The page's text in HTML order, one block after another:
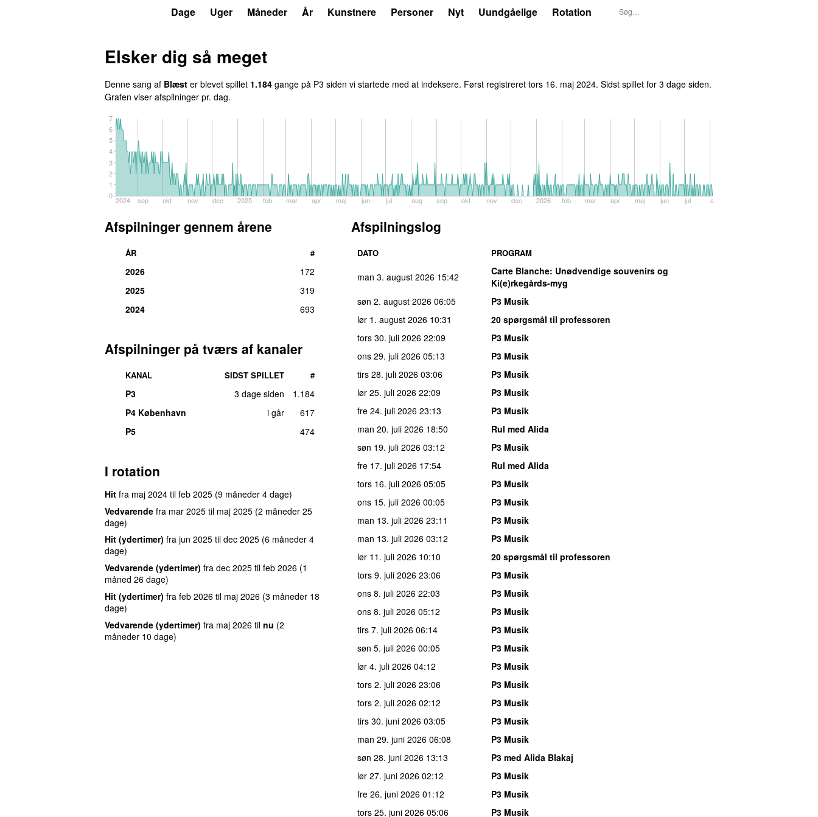
Dage Uger Måneder År Kunstnere Personer Nyt Uundgåelige Rotation
Elsker dig så meget
Denne sang af Blæst er blevet spillet 1.184 gange på P3 siden vi startede med at indeksere. Først registreret tors 16. maj 2024. Sidst spillet for 3 dage siden.
Grafen viser afspilninger pr. dag.
2024 sep okt nov dec 2025 feb mar apr maj jun jul aug sep okt nov dec 2026 feb mar apr maj jun jul aug
0
1
2
3
4
5
6
7
Afspilninger gennem årene
ÅR #
2026
172
2025
319
2024
693
Afspilninger på tværs af kanaler
KANAL SIDST SPILLET #
P3 3 dage siden
1.184
P4 København
i går
617
P5
474
I rotation
Hit fra maj 2024 til feb 2025 (9 måneder 4 dage)
Vedvarende fra mar 2025 til maj 2025 (2 måneder 25
dage)
Hit (ydertimer) fra jun 2025 til dec 2025 (6 måneder 4
dage)
Vedvarende (ydertimer) fra dec 2025 til feb 2026 (1
måned 26 dage)
Hit (ydertimer) fra feb 2026 til maj 2026 (3 måneder 18
dage)
Vedvarende (ydertimer) fra maj 2026 til nu (2
måneder 10 dage)
Afspilningslog
DATO PROGRAM
man 3. august 2026 15:42 Carte Blanche: Unødvendige souvenirs og
Ki(e)rkegårds-myg
søn 2. august 2026 06:05
P3 Musik
lør 1. august 2026 10:31
20 spørgsmål til professoren
tors 30. juli 2026 22:09
P3 Musik
ons 29. juli 2026 05:13
P3 Musik
tirs 28. juli 2026 03:06
P3 Musik
lør 25. juli 2026 22:09
P3 Musik
fre 24. juli 2026 23:13
P3 Musik
man 20. juli 2026 18:50
Rul med Alida
søn 19. juli 2026 03:12
P3 Musik
fre 17. juli 2026 17:54
Rul med Alida
tors 16. juli 2026 05:05
P3 Musik
ons 15. juli 2026 00:05
P3 Musik
man 13. juli 2026 23:11
P3 Musik
man 13. juli 2026 03:12
P3 Musik
lør 11. juli 2026 10:10
20 spørgsmål til professoren
tors 9. juli 2026 23:06
P3 Musik
ons 8. juli 2026 22:03
P3 Musik
ons 8. juli 2026 05:12
P3 Musik
tirs 7. juli 2026 06:14
P3 Musik
søn 5. juli 2026 00:05
P3 Musik
lør 4. juli 2026 04:12
P3 Musik
tors 2. juli 2026 23:06
P3 Musik
tors 2. juli 2026 02:12
P3 Musik
tirs 30. juni 2026 03:05
P3 Musik
man 29. juni 2026 06:08
P3 Musik
søn 28. juni 2026 13:13
P3 med Alida Blakaj
lør 27. juni 2026 02:12
P3 Musik
fre 26. juni 2026 01:12
P3 Musik
tors 25. juni 2026 05:06
P3 Musik